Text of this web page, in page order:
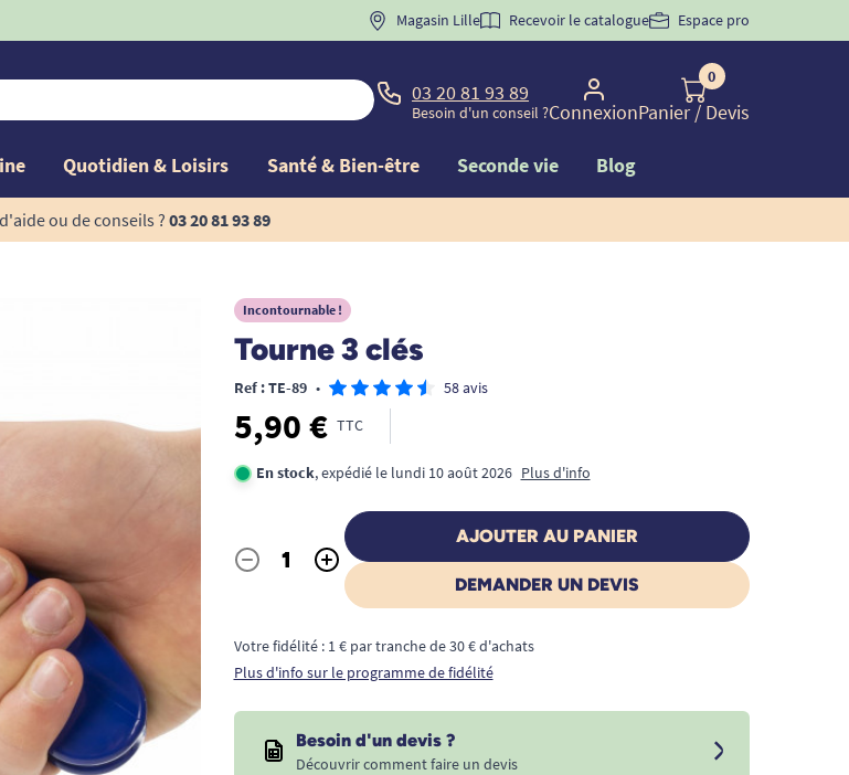
BIENVENUE" pourla 1ère commande d'incontinence
Magasin Lille Recevoir le catalogue Espace pro
03 20 81 93 89
Besoin d'un conseil ?Connexion
0
Panier/ Devis
Quotidien & Loisirs Santé & Bien-être Seconde vie Blog
ou de conseils ? 03 20 81 93 89
Incontournable !
Tourne 3 clés
Ref : TE-89 • 58 avis
5,90 € TTC
En stock, expédié le lundi 10 août 2026 Plus d'info
Quantité
- +
AJOUTER AU PANIER
DEMANDER UN DEVIS
Votre fidélité : 1 € par tranche de 30 € d'achats
Plus d'info sur le programme de fidélité
Besoin d'un devis ?
Découvrir comment faire un devis